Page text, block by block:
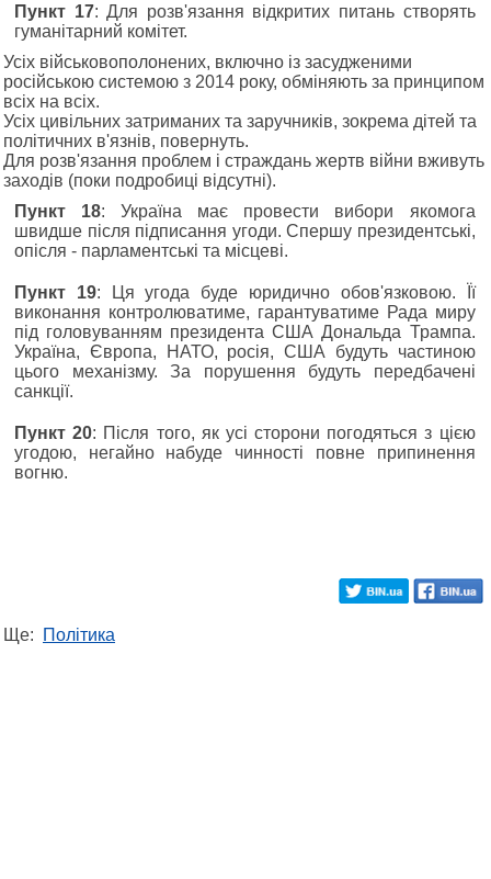
Пункт 17: Для розв'язання відкритих питань створять
гуманітарний комітет.
Усіх військовополонених, включно із засудженими
російською системою з 2014 року, обміняють за принципом
всіх на всіх.
Усіх цивільних затриманих та заручників, зокрема дітей та
політичних в'язнів, повернуть.
Для розв'язання проблем і страждань жертв війни вживуть
заходів (поки подробиці відсутні).
Пункт 18: Україна має провести вибори якомога
швидше після підписання угоди. Спершу президентські,
опісля - парламентські та місцеві.
Пункт 19: Ця угода буде юридично обов'язковою. Її
виконання контролюватиме, гарантуватиме Рада миру
під головуванням президента США Дональда Трампа.
Україна, Європа, НАТО, росія, США будуть частиною
цього механізму. За порушення будуть передбачені
санкції.
Пункт 20: Після того, як усі сторони погодяться з цією
угодою, негайно набуде чинності повне припинення
вогню.
Ще: Політика